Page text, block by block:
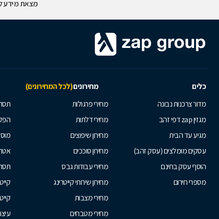
מצאת מידע
כלים מחירונים(לכל המחירונים)
מדור צרכנות נבונה
מגזין zap דפי זהב
מגיע עד הבית
עסקים מומלצים (עסק זהב)
הוסף עסק בחינם
מספרי חירום
מחירי פרגולות
מחירי דלתות
מחירון שיפוצים
מחירון סוככים
מחירי עבודות גבס
מחירון שירותי קייטרינג
מחירי מצבות
מחירי מטבחים